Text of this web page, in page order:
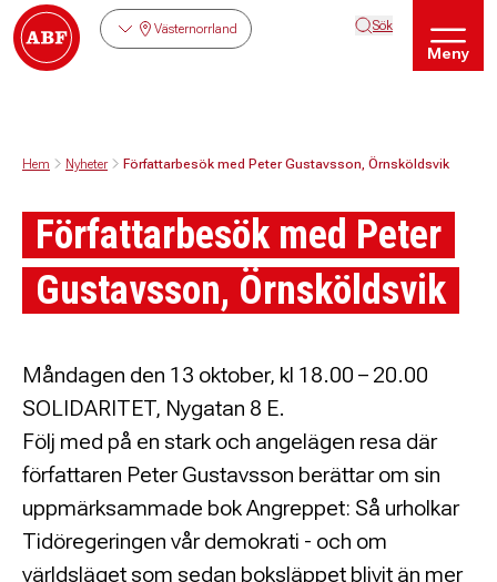
Västernorrland Sök
Meny
Hem Nyheter Författarbesök med Peter Gustavsson, Örnsköldsvik
Författarbesök med Peter
Gustavsson, Örnsköldsvik
Måndagen den 13 oktober, kl 18.00 – 20.00
SOLIDARITET, Nygatan 8 E.
Följ med på en stark och angelägen resa där
författaren Peter Gustavsson berättar om sin
uppmärksammade bok Angreppet: Så urholkar
Tidöregeringen vår demokrati - och om
världsläget som sedan boksläppet blivit än mer